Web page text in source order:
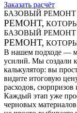
Заказать расчёт
БАЗОВЫЙ РЕМОНТ
РЕМОНТ,
БАЗОВЫЙ РЕМОНТ
РЕМОНТ,
В нашем подходе —
усилий. Мы создали
калькулятор: вы
видите итоговую
расходов, сюрпризов
Каждый этап уже
черновых